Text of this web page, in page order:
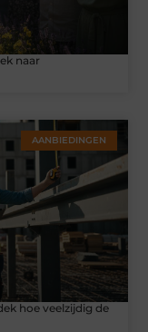
naar
AANBIEDINGEN
hoe veelzijdig de